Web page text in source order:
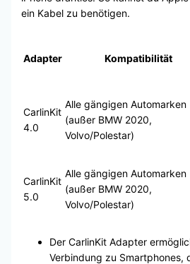
ein Kabel zu benötigen.
Adapter Kompatibilität
CarlinKit
4.0
Alle gängigen Automarken
(außer BMW 2020,
Volvo/Polestar)
CarlinKit
5.0
Alle gängigen Automarken
(außer BMW 2020,
Volvo/Polestar)
Der CarlinKit Adapter
Verbindung zu Smartphones,